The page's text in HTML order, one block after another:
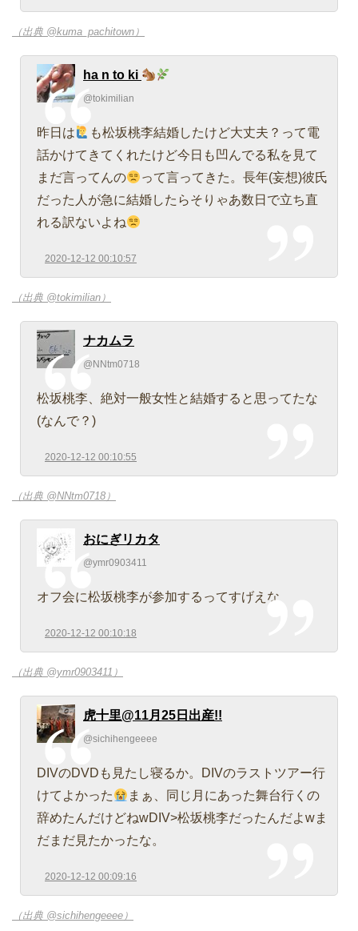
（出典 @kuma_pachitown）
ha n to ki
@tokimilian
昨日は
も松坂桃李結婚したけど大丈夫？って電
話かけてきてくれたけど今日も凹んでる私を見て
まだ言ってんの
って言ってきた。長年(妄想)彼氏
だった人が急に結婚したらそりゃあ数日で立ち直
れる訳ないよね
2020-12-12 00:10:57
（出典 @tokimilian）
ナカムラ
@NNtm0718
松坂桃李、絶対一般女性と結婚すると思ってたな
(なんで？)
2020-12-12 00:10:55
（出典 @NNtm0718）
おにぎリカタ
@ymr0903411
オフ会に松坂桃李が参加するってすげえな
2020-12-12 00:10:18
（出典 @ymr0903411）
虎十里@11月25日出産!!
@sichihengeeee
DIVのDVDも見たし寝るか。DIVのラストツアー行
けてよかった
まぁ、同じ月にあった舞台行くの
辞めたんだけどねwDIV>松坂桃李だったんだよwま
だまだ見たかったな。
2020-12-12 00:09:16
（出典 @sichihengeeee）